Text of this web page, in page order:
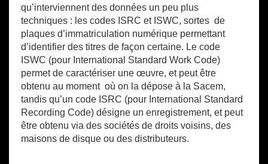
qu’interviennent des données un peu plus
techniques : les codes ISRC et ISWC, sortes de
plaques d’immatriculation numérique permettant
d’identifier des titres de façon certaine. Le code
ISWC (pour International Standard Work Code)
permet de caractériser une œuvre, et peut être
obtenu au moment où on la dépose à la Sacem,
tandis qu’un code ISRC (pour International Standard
Recording Code) désigne un enregistrement, et peut
être obtenu via des sociétés de droits voisins, des
maisons de disque ou des distributeurs.